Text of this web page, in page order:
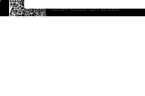
Scan kode QR untuk
mengunduh sekarang!